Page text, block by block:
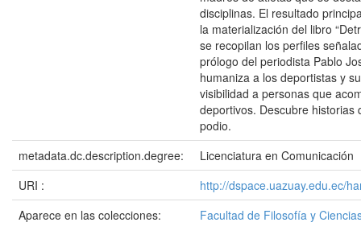
disciplinas. El resultado
la materialización del libro
se recopilan los perfiles
prólogo del periodista Pablo
humaniza a los deportistas y
visibilidad a personas que
deportivos. Descubre historias
podio.
metadata.dc.description.degree:
Licenciatura en Comunicación
URI :
http://dspace.uazuay.edu.ec/
Aparece en las colecciones:
Facultad de Filosofía y